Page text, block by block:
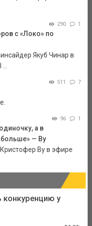
290 1
с «Локо» по
Якуб Чинар в
511 7
96 1
а в
— Ву
Ву в эфире
у